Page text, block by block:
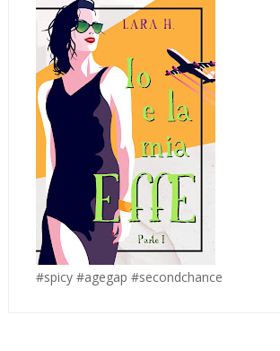
#spicy #agegap #secondchance